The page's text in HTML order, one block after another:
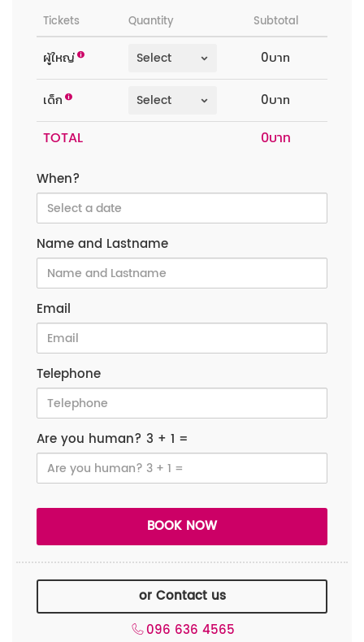
Tickets Quantity Subtotal
TOTAL
ผู้ใหญ่ 0บาท
เด็ก 0บาท
When?
Name and Lastname
Email
Telephone
Are you human? 3 + 1 =
or Contact us
096 636 4565